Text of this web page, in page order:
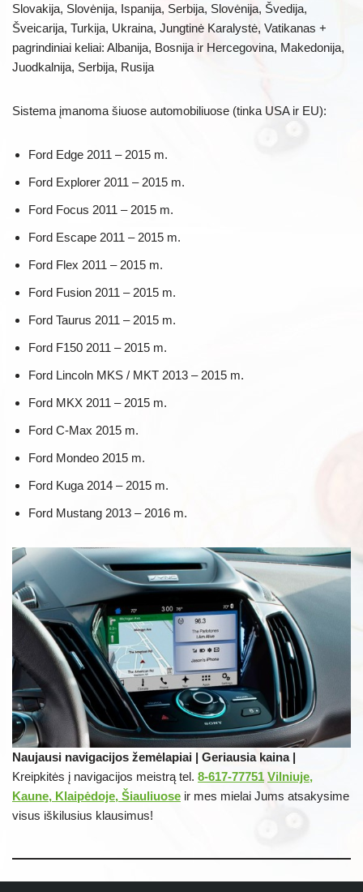
Slovakija, Slovėnija, Ispanija, Serbija, Slovėnija, Švedija,
Šveicarija, Turkija, Ukraina, Jungtinė Karalystė, Vatikanas +
pagrindiniai keliai: Albanija, Bosnija ir Hercegovina, Makedonija,
Juodkalnija, Serbija, Rusija
Sistema įmanoma šiuose automobiliuose (tinka USA ir EU):
Ford Edge 2011 – 2015 m.
Ford Explorer 2011 – 2015 m.
Ford Focus 2011 – 2015 m.
Ford Escape 2011 – 2015 m.
Ford Flex 2011 – 2015 m.
Ford Fusion 2011 – 2015 m.
Ford Taurus 2011 – 2015 m.
Ford F150 2011 – 2015 m.
Ford Lincoln MKS / MKT 2013 – 2015 m.
Ford MKX 2011 – 2015 m.
Ford C-Max 2015 m.
Ford Mondeo 2015 m.
Ford Kuga 2014 – 2015 m.
Ford Mustang 2013 – 2016 m.
Naujausi navigacijos žemėlapiai | Geriausia kaina |
Kreipkitės į navigacijos meistrą tel. 8-617-77751 Vilniuje,
Kaune, Klaipėdoje, Šiauliuose ir mes mielai Jums atsakysime
visus iškilusius klausimus!